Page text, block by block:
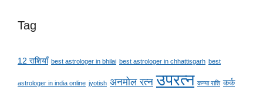
Tag
12 राशियाँ best astrologer in bhilai best astrologer in chhattisgarh best
astrologer in india online jyotish अनमोल रत्न उपरत्न कन्या राशि कर्क